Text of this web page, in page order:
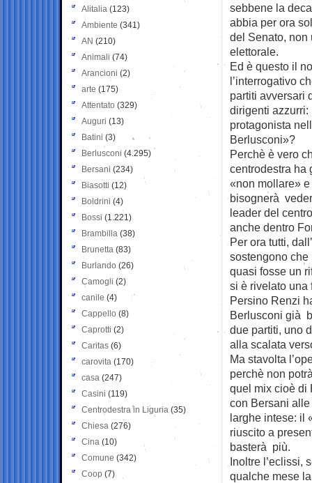
sebbene la
abbia per ora
del Senato, non
elettorale.
Ed è questo il
l’interrogativo
partiti avversari
dirigenti
protagonista
Berlusconi»?
Perchè è vero
centrodestra ha
«non mollare»
bisognerà
leader del
anche dentro
Per ora tutti,
sostengono
quasi fosse un
si è rivelato una
Persino Renzi
Berlusconi già
due partiti, uno
alla scalata
Ma stavolta
perchè non
quel mix cioè di
con Bersani
larghe intese: il
riuscito a
basterà più.
Inoltre l’eclissi,
qualche mese
Alitalia (123)
Ambiente (341)
AN (210)
Animali (74)
Arancioni (2)
arte (175)
Attentato (329)
Auguri (13)
Batini (3)
Berlusconi (4.295)
Bersani (234)
Biasotti (12)
Boldrini (4)
Bossi (1.221)
Brambilla (38)
Brunetta (83)
Burlando (26)
Camogli (2)
canile (4)
Cappello (8)
Caprotti (2)
Caritas (6)
carovita (170)
casa (247)
Casini (119)
Centrodestra in Liguria (35)
Chiesa (276)
Cina (10)
Comune (342)
Coop (7)